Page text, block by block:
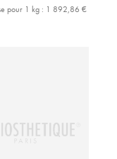
pour 1 kg : 1 892,86 €